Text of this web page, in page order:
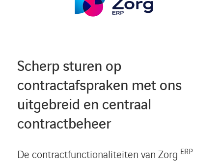
Scherp sturen op
contractafspraken met ons
uitgebreid en centraal
contractbeheer
De contractfunctionaliteiten van Zorg ERP